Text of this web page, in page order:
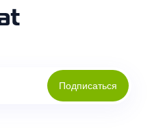
Подписаться